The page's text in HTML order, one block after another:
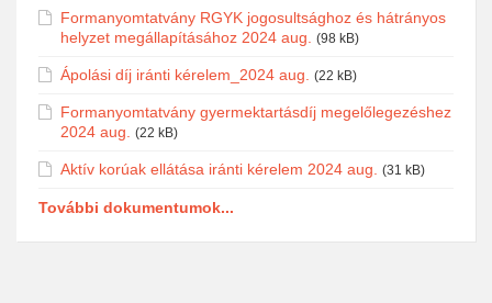
Formanyomtatvány RGYK jogosultsághoz és hátrányos
helyzet megállapításához 2024 aug.
(98 kB)
Ápolási díj iránti kérelem_2024 aug. (22 kB)
Formanyomtatvány gyermektartásdíj megelőlegezéshez
2024 aug.
(22 kB)
Aktív korúak ellátása iránti kérelem 2024 aug. (31 kB)
További dokumentumok...